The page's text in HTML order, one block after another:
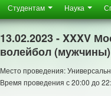
Студентам Наука
13.02.2023 - XXXV
волейбол (мужчины)
Место проведения:
Время проведения с 20:00 до